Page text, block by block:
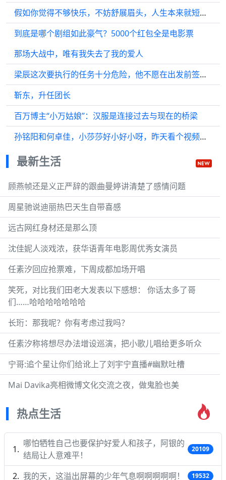
假如你觉得不够快乐，不妨舒展眉头，人生本来就短暂，何必自寻烦恼栽培苦涩！
到底是哪个剧组如此豪气？5000个红包全是电影票
那场大战中，唯有我失去了我的爱人
梁辰这次要执行的任务十分危险，他不愿在出发前签署结婚报告…
靳东，升任团长
百万博主“小万姑娘”：汉服是连接过去与现在的桥梁
孙铭阳和何卓佳，小莎莎好小好小呀，昨天看个视频，莎莎10岁就进省队…
最新生活
顾燕帧还是义正严辞的跟曲曼婷讲清楚了感情问题
周星驰说迪丽热巴天生自带喜感
远古网红身材还是那么顶
沈佳妮人淡戏浓，获华语青年电影周优秀女演员
任素汐回应抢票难，下周成都加场开唱
笑死，对比我们田老大发表以下感想： 你话太多了哥
们……哈哈哈哈哈哈哈
长珩：那我呢？你有考虑过我吗？
任素汐称将想尽办法增设巡演，把小歌儿唱给更多听众
宁哥:追个星让你们给讹上了刘宇宁直播#幽默吐槽
Mai Davika亮相微博文化交流之夜，做鬼脸也美
热点生活
哪怕牺牲自己也要保护好爱人和孩子，阿银的
结局让人意难平！
20109
我的天，这溢出屏幕的少年气息啊啊啊啊啊！ 19532